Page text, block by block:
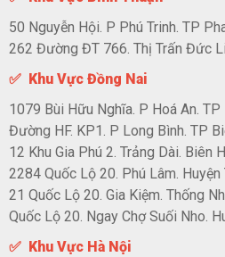
50 Nguyễn Hội. P Phú Trinh. TP
262 Đường ĐT 766. Thị Trấn Đức
✅ Khu Vực Đồng Nai
1079 Bùi Hữu Nghĩa. P Hoá An. TP
Đường HF. KP1. P Long Bình. TP
12 Khu Gia Phú 2. Trảng Dài. Biên
2284 Quốc Lộ 20. Phú Lâm. Huyện
21 Quốc Lộ 20. Gia Kiệm. Thống
Quốc Lộ 20. Ngay Chợ Suối Nho.
✅ Khu Vực Hà Nội